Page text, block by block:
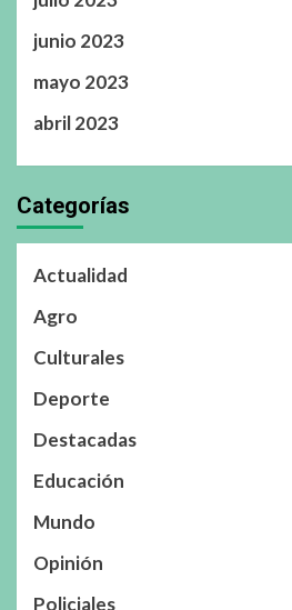
junio 2023
mayo 2023
abril 2023
Categorías
Actualidad
Agro
Culturales
Deporte
Destacadas
Educación
Mundo
Opinión
Policiales